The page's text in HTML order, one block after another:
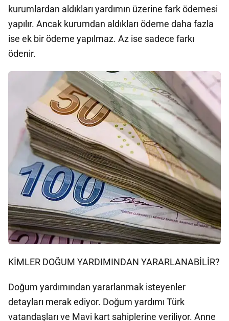
kurumlardan aldıkları yardımın üzerine fark ödemesi
yapılır. Ancak kurumdan aldıkları ödeme daha fazla
ise ek bir ödeme yapılmaz. Az ise sadece farkı
ödenir.
KİMLER DOĞUM YARDIMINDAN YARARLANABİLİR?
Doğum yardımından yararlanmak isteyenler
detayları merak ediyor. Doğum yardımı Türk
vatandaşları ve Mavi kart sahiplerine veriliyor. Anne